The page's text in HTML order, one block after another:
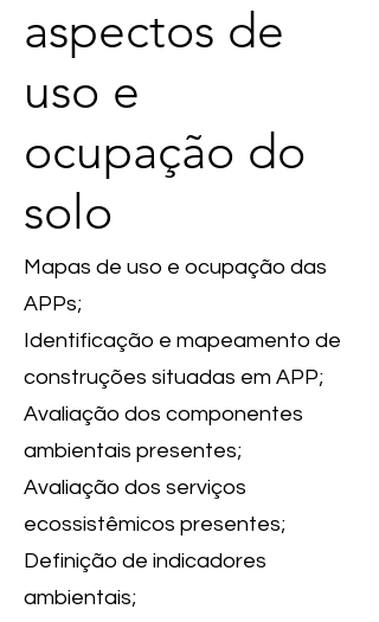
aspectos de
uso e
ocupação do
solo
Mapas de uso e ocupação das
APPs;
Identificação e mapeamento de
construções situadas em APP;
Avaliação dos componentes
ambientais presentes;
Avaliação dos serviços
ecossistêmicos presentes;
Definição de indicadores
ambientais;